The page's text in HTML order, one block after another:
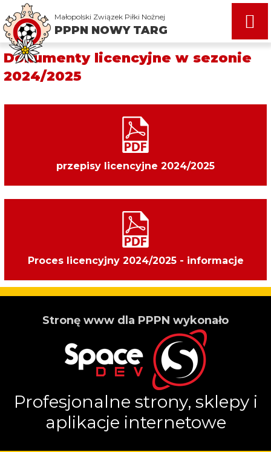
Małopolski Związek Piłki Nożnej
Dokumenty licencyjne w sezonie
2024/2025
przepisy licencyjne 2024/2025
Proces licencyjny 2024/2025 - informacje
Stronę www dla PPPN wykonało
Profesjonalne strony, sklepy i
aplikacje internetowe